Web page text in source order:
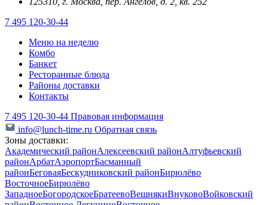
7 495 120-30-44
Меню на неделю
Комбо
Банкет
Ресторанные блюда
Районы доставки
Контакты
7 495 120-30-44 Правовая информация
info@lunch-time.ru Обратная связь
Зоны доставки:
Академический районАлексеевский районАлтуфьевский
районАрбатАэропортБасманный
районБеговаяБескудниковский районБирюлёво
ВосточноеБирюлёво
ЗападноеБогородскоеБратеевоВешнякиВнуковоВойковский